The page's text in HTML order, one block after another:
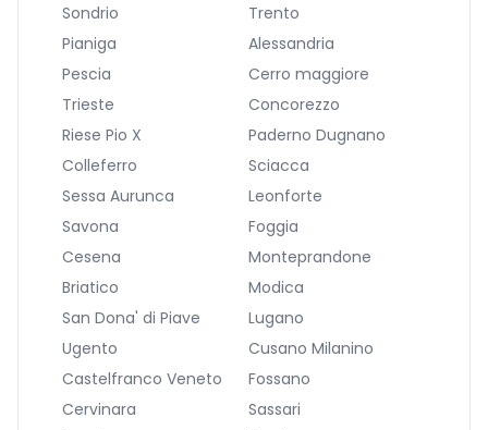
Sondrio
Trento
Pianiga
Alessandria
Pescia
Cerro maggiore
Trieste
Concorezzo
Riese Pio X
Paderno Dugnano
Colleferro
Sciacca
Sessa Aurunca
Leonforte
Savona
Foggia
Cesena
Monteprandone
Briatico
Modica
San Dona' di Piave
Lugano
Ugento
Cusano Milanino
Castelfranco Veneto
Fossano
Cervinara
Sassari